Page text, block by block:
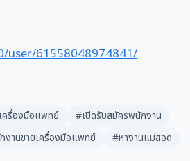
user/61558048974841/
ครื่องมือแพทย์
#เปิดรับสมัครพนักงาน
านขายเครื่องมือแพทย์
#หางานแม่สอด